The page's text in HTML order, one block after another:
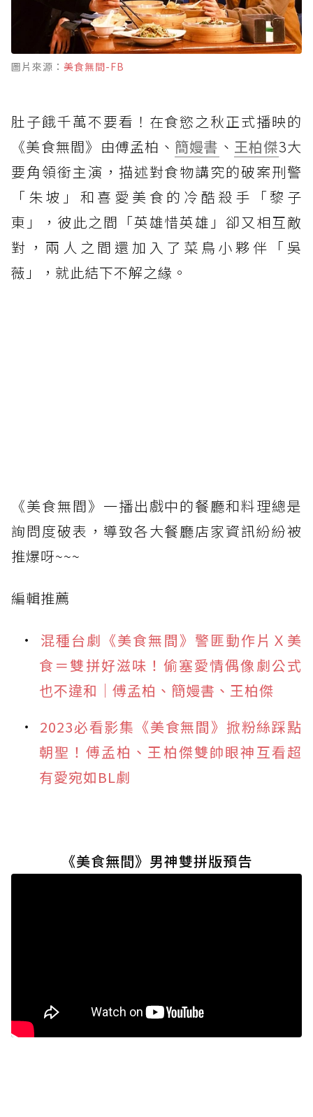
圖片來源： 美食無間-FB
肚子餓千萬不要看！在食慾之秋正式播映的
《美食無間》由傅孟柏、 簡嫚書 、 王柏傑3大
要角領銜主演，描述對食物講究的破案刑警
「朱坡」和喜愛美食的冷酷殺手「黎子
東」，彼此之間「英雄惜英雄」卻又相互敵
對，兩人之間還加入了菜鳥小夥伴「吳
薇」，就此結下不解之緣。
《美食無間》一播出戲中的餐廳和料理總是
詢問度破表，導致各大餐廳店家資訊紛紛被
推爆呀~~~
編輯推薦
混種台劇《美食無間》警匪動作片Ｘ美
食＝雙拼好滋味！偷塞愛情偶像劇公式
也不違和｜傅孟柏、簡嫚書、王柏傑
2023必看影集《美食無間》掀粉絲踩點
朝聖！傅孟柏、王柏傑雙帥眼神互看超
有愛宛如BL劇
《美食無間》男神雙拼版預告